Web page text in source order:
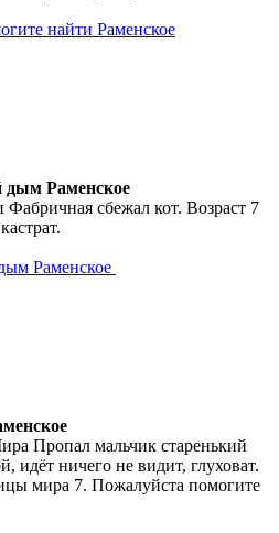
найти Раменское
дым Раменское
сбежал кот. Возраст 7
Раменское
Пропал мальчик старенький
идёт ничего не видит, глуховат.
мира 7. Пожалуйста помогите